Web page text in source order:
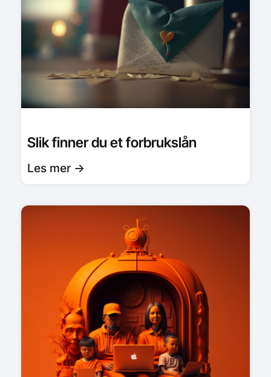
Slik finner du et forbrukslån
Les mer ->